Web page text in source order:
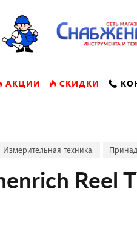
АКЦИИ СКИДКИ
Измерительная техника.
Reel